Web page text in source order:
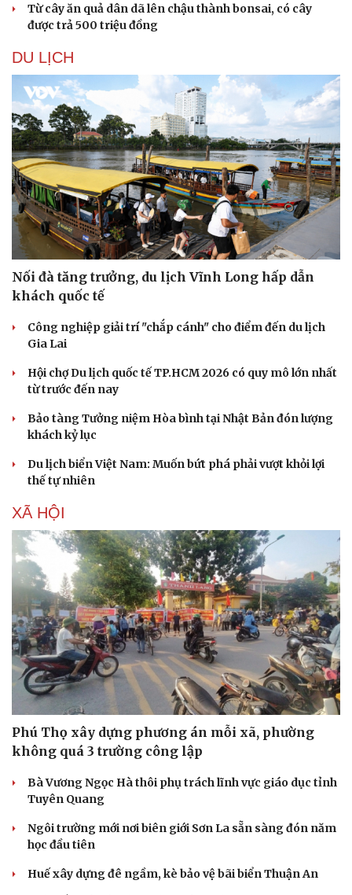
Văn hóa
Sân khấu - Điện ảnh
Văn học
Âm nhạc
Di sản
Giải trí
Nghệ sĩ
Thời trang
Sao Việt
Từ cây ăn quả dân dã lên chậu thành bonsai, có cây
được trả 500 triệu đồng
DU LỊCH
Nối đà tăng trưởng, du lịch Vĩnh Long hấp dẫn
khách quốc tế
Công nghiệp giải trí "chắp cánh" cho điểm đến du lịch
Gia Lai
Hội chợ Du lịch quốc tế TP.HCM 2026 có quy mô lớn nhất
từ trước đến nay
Bảo tàng Tưởng niệm Hòa bình tại Nhật Bản đón lượng
khách kỷ lục
Du lịch biển Việt Nam: Muốn bứt phá phải vượt khỏi lợi
thế tự nhiên
XÃ HỘI
Phú Thọ xây dựng phương án mỗi xã, phường
không quá 3 trường công lập
Bà Vương Ngọc Hà thôi phụ trách lĩnh vực giáo dục tỉnh
Tuyên Quang
Ngôi trường mới nơi biên giới Sơn La sẵn sàng đón năm
học đầu tiên
Huế xây dựng đê ngầm, kè bảo vệ bãi biển Thuận An